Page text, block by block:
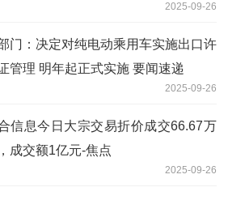
动化流水线等智能制造项目的打造2025-09-26
门：决定对纯电动乘用车实施出口许
管理 明年起正式实施 要闻速递
2025-09-26
信息今日大宗交易折价成交66.67万
成交额1亿元-焦点
2025-09-26